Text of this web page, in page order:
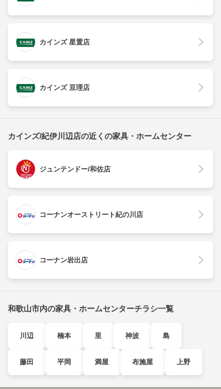
カインズ 星置店
カインズ 亘理店
カインズ/紀伊川辺店の近くの家具・ホームセンター
ジュンテンドー/和佐店
コーナンオーストリート紀の川店
コーナン岩出店
和歌山市内の家具・ホームセンターチラシ一覧
川辺 楠本 里 神波 島
藤田 平岡 満屋 布施屋 上野